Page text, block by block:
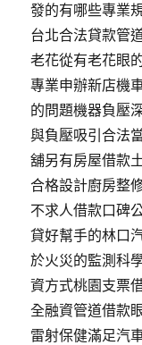
發的有哪些專業
台北合法貸款管
老花從有老花眼
專業申辦新店機
的問題機器負壓
與負壓吸引合法
舖另有房屋借款
合格設計廚房整
不求人借款口碑
貸好幫手的林口
於火災的監測科
資方式桃園支票
全融資管道借款
雷射保健滿足汽